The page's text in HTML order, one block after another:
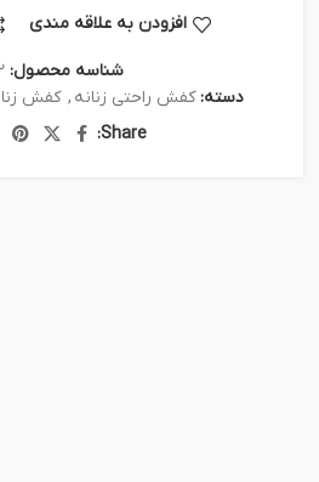
افزودن به علاقه مندی
شناسه محصول:
دسته: کفش راحتی زنانه , کفش
Share: